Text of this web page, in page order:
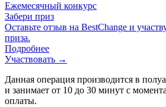
Ежемесячный конкурс
Забери приз
Оставьте отзыв на BestChange и
приза.
Подробнее
Участвовать →
Данная операция производится в
и занимает от 10 до 30 минут с
оплаты.